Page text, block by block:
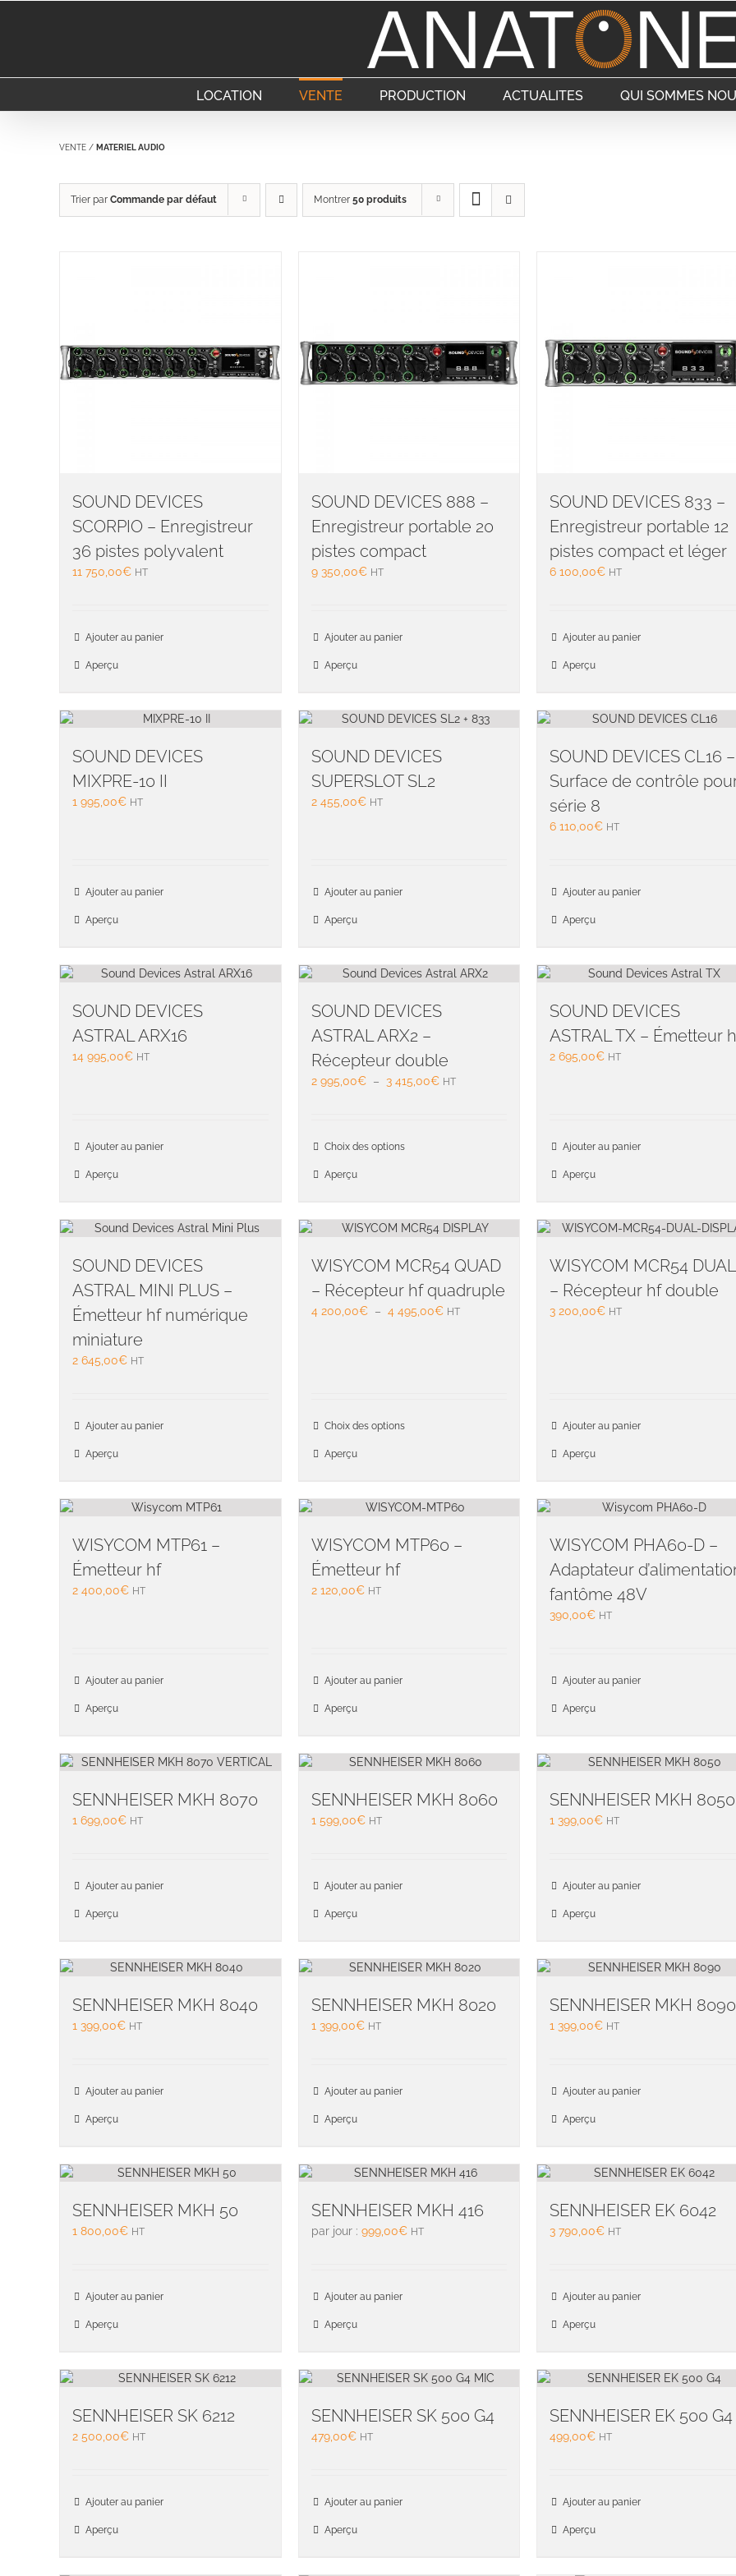
LOCATION VENTE PRODUCTION ACTUALITES QUI SOMMES
VENTE / MATERIEL AUDIO
Trier par Commande par défaut Montrer 50 produits
SOUND DEVICES
SCORPIO – Enregistreur
36 pistes polyvalent
11 750,00€ HT
Ajouter au panier
Aperçu
SOUND DEVICES 888 –
Enregistreur portable 20
pistes compact
9 350,00€ HT
Ajouter au panier
Aperçu
SOUND DEVICES 833 –
Enregistreur portable 12
pistes compact et léger
6 100,00€ HT
Ajouter au panier
Aperçu
SOUND DEVICES
MIXPRE-10 II
1 995,00€ HT
Ajouter au panier
Aperçu
SOUND DEVICES
SUPERSLOT SL2
2 455,00€ HT
Ajouter au panier
Aperçu
SOUND DEVICES CL16 –
Surface de contrôle
série 8
6 110,00€ HT
Ajouter au panier
Aperçu
SOUND DEVICES
ASTRAL ARX16
14 995,00€ HT
Ajouter au panier
Aperçu
SOUND DEVICES
ASTRAL ARX2 –
Récepteur double
2 995,00€ – 3 415,00€Plage
HT
Choix des options
peuvent
Aperçu
SOUND DEVICES
ASTRAL TX – Émetteur
2 695,00€ HT
Ajouter au panier
Aperçu
SOUND DEVICES
ASTRAL MINI PLUS –
Émetteur hf numérique
miniature
2 645,00€ HT
Ajouter au panier
Aperçu
WISYCOM MCR54 QUAD
– Récepteur hf quadruple
4 200,00€ – 4 495,00€Plage
HT
Choix des options
peuvent
Aperçu
WISYCOM MCR54 DUAL
– Récepteur hf double
3 200,00€ HT
Ajouter au panier
Aperçu
WISYCOM MTP61 –
Émetteur hf
2 400,00€ HT
Ajouter au panier
Aperçu
WISYCOM MTP60 –
Émetteur hf
2 120,00€ HT
Ajouter au panier
Aperçu
WISYCOM PHA60-D –
Adaptateur
fantôme 48V
390,00€ HT
Ajouter au panier
Aperçu
SENNHEISER MKH 8070
1 699,00€ HT
Ajouter au panier
Aperçu
SENNHEISER MKH 8060
1 599,00€ HT
Ajouter au panier
Aperçu
SENNHEISER MKH 8050
1 399,00€ HT
Ajouter au panier
Aperçu
SENNHEISER MKH 8040
1 399,00€ HT
Ajouter au panier
Aperçu
SENNHEISER MKH 8020
1 399,00€ HT
Ajouter au panier
Aperçu
SENNHEISER MKH 8090
1 399,00€ HT
Ajouter au panier
Aperçu
SENNHEISER MKH 50
1 800,00€ HT
Ajouter au panier
Aperçu
SENNHEISER MKH 416
par jour : 999,00€ HT
Ajouter au panier
Aperçu
SENNHEISER EK 6042
3 790,00€ HT
Ajouter au panier
Aperçu
SENNHEISER SK 6212
2 500,00€ HT
Ajouter au panier
Aperçu
SENNHEISER SK 500 G4
479,00€ HT
Ajouter au panier
Aperçu
SENNHEISER EK 500 G4
499,00€ HT
Ajouter au panier
Aperçu